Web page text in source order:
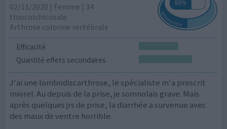
02/11/2020 | Femme | 34
thiocolchicoside
Arthrose colonne vertébrale
Efficacité
Quantité effets secondaires
J'ai une lombodiscarthrose, le spécialiste m'a prescrit
miorel. Au depuis de la prise, je somnolais grave. Mais
après quelques jrs de prise, la diarrhée a survenue avec
des maux de ventre horrible.